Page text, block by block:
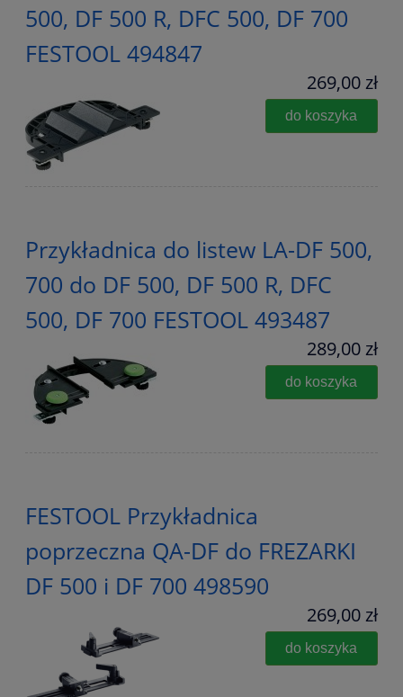
500, DF 500 R, DFC 500, DF 700
FESTOOL 494847
269,00 zł
do koszyka
Przykładnica do listew LA-DF 500,
700 do DF 500, DF 500 R, DFC
500, DF 700 FESTOOL 493487
289,00 zł
do koszyka
FESTOOL Przykładnica
poprzeczna QA-DF do FREZARKI
DF 500 i DF 700 498590
269,00 zł
do koszyka